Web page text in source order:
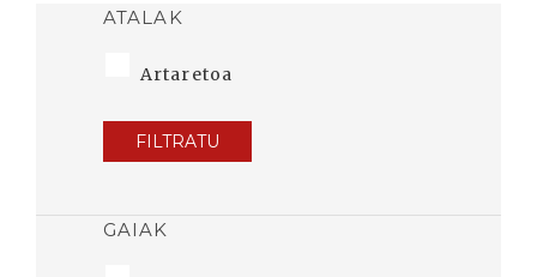
ATALAK
Artaretoa
FILTRATU
GAIAK